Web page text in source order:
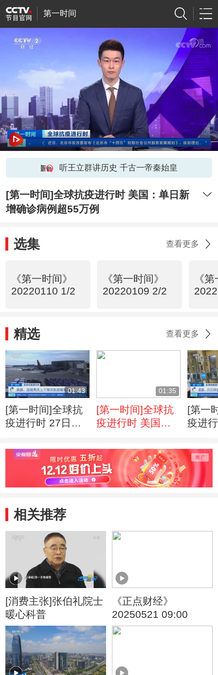
第一时间
听王立群讲历史 千古一帝秦始皇
[第一时间]全球抗疫进行时 美国：单日新
增确诊病例超55万例
选集 查看更多
《第一时间》
20220110 1/2
《第一时间》
20220109 2/2
《
精选 查看更多
01:43
[第一时间]全球抗
疫进行时 27日全
次航班被取消
01:35
[第一时间]全球抗
疫进行时 美国：
超55万例
[第一
疫进
期寿
来最高
相关推荐
[消费主张]张伯礼院士
暖心科普
《正点财经》
20250521 09:00